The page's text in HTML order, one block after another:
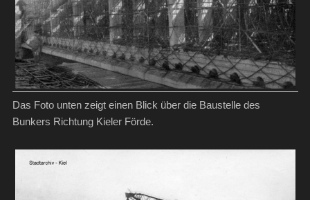
Das Foto unten zeigt einen Blick über die Baustelle des
Bunkers Richtung Kieler Förde.